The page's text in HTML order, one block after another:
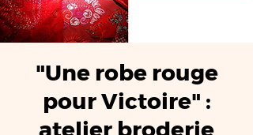
"Une robe rouge
pour Victoire" :
atelier broderie